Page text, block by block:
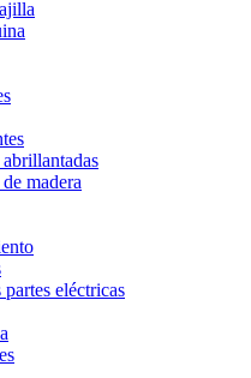
madera
eléctricas